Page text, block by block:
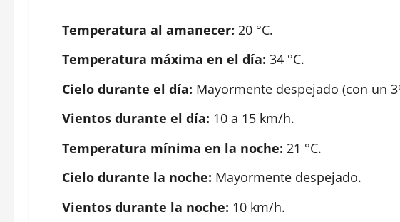
Temperatura al amanecer: 20 °C.
Temperatura máxima en el día: 34 °C.
Cielo durante el día: Mayormente despejado (con un
Vientos durante el día: 10 a 15 km/h.
Temperatura mínima en la noche: 21 °C.
Cielo durante la noche: Mayormente despejado.
Vientos durante la noche: 10 km/h.